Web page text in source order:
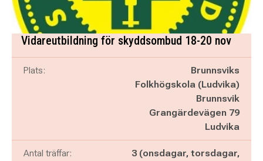
Vidareutbildning för skyddsombud 18-20 nov
Plats:
Brunnsviks
Folkhögskola (Ludvika)
Brunnsvik
Grangärdevägen 79
Ludvika
Antal träffar:
3 (onsdagar, torsdagar,